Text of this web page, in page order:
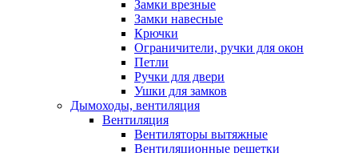
Замки врезные
Замки навесные
Крючки
Ограничители, ручки для окон
Петли
Ручки для двери
Ушки для замков
Дымоходы, вентиляция
Вентиляция
Вентиляторы вытяжные
Вентиляционные решетки